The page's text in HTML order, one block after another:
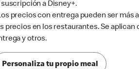
suscripción a Disney+.
precios con entrega pueden ser más
precios en los restaurantes. Se aplican
y otros.
Personaliza tu propio meal